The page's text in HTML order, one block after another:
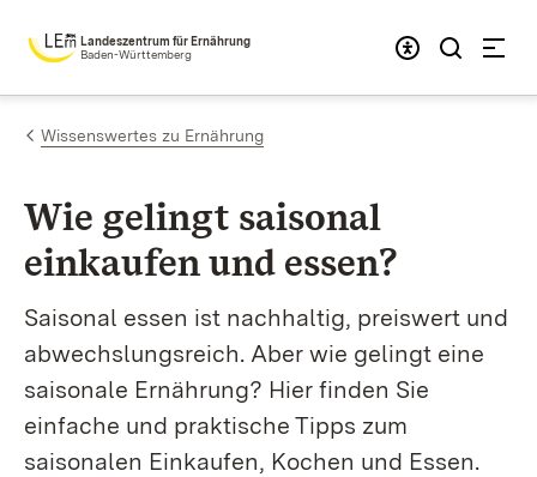
Zum Inhalt springen
Landeszentrum für Ernährung
Baden-Württemberg
Wissenswertes zu Ernährung
Wie gelingt saisonal
einkaufen und essen?
Saisonal essen ist nachhaltig, preiswert und
abwechslungsreich. Aber wie gelingt eine
saisonale Ernährung? Hier finden Sie
einfache und praktische Tipps zum
saisonalen Einkaufen, Kochen und Essen.